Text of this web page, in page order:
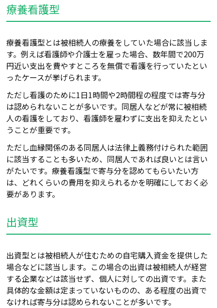
療養看護型
療養看護型とは被相続人の療養をしていた場合に該当しま
す。例えば看護師や介護士を雇った場合、数年間で200万
円近い支出を費やすところを無償で看護を行っていたとい
ったケースが挙げられます。
ただし看護のために1日1時間や2時間程の程度では寄与分
は認められないことが多いです。同居人などが常に被相続
人の看護をしており、看護師を雇わずに支出を抑えたとい
うことが重要です。
ただし血縁関係のある同居人は法律上義務付けられた範囲
に該当することも多いため、同居人であれば良いとは言い
がたいです。療養看護型で寄与分を認めてもらいたい方
は、どれくらいの費用を抑えられるかを明確にしておく必
要があります。
出資型
出資型とは被相続人が住むための自宅購入資金を提供した
場合などに該当します。 この場合の出資は被相続人が経営
する企業などは該当せず、個人に対しての出資です。また
具体的な金額は定まっていないものの、ある程度の出資で
なければ寄与分は認められないことが多いです。